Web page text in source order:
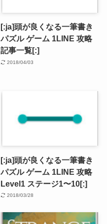
[:ja]頭が良くなる一筆書き
パズル ゲーム 1LINE 攻略
記事一覧[:]
2018/04/03
[:ja]頭が良くなる一筆書き
パズル ゲーム 1LINE 攻略
Level1 ステージ1〜10[:]
2018/03/28